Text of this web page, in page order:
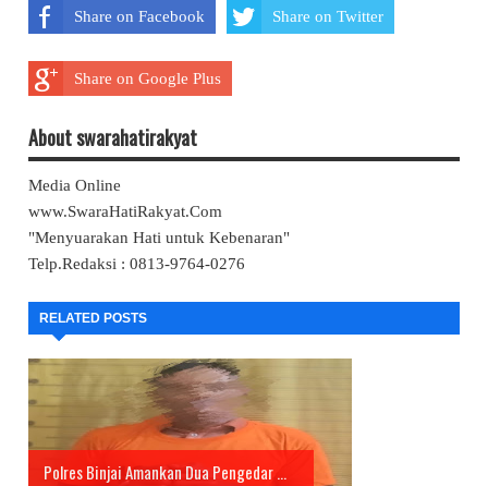
Share on Facebook Share on Twitter
Share on Google Plus
About swarahatirakyat
Media Online
www.SwaraHatiRakyat.Com
"Menyuarakan Hati untuk Kebenaran"
Telp.Redaksi : 0813-9764-0276
RELATED POSTS
Polres Binjai Amankan Dua Pengedar ...